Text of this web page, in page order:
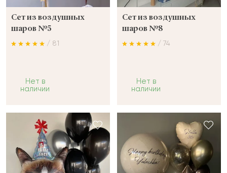
Сет из воздушных
шаров №5
/ 81
Нет в
наличии
Сет из воздушных
шаров №8
/ 74
Нет в
наличии